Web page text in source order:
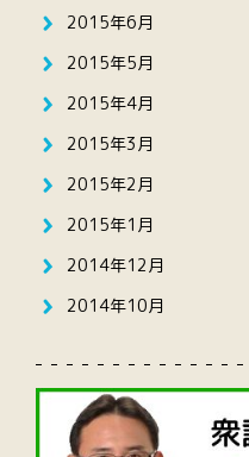
2015年6月
2015年5月
2015年4月
2015年3月
2015年2月
2015年1月
2014年12月
2014年10月